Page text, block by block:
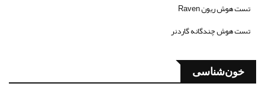
تست هوش ریون Raven
تست هوش چندگانه گاردنر
خون‌شناسی